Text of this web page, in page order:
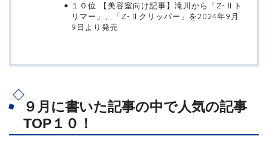
１０位 【美容室向け記事】滝川から「Z-Ⅱト
リマー」、「Z-Ⅱクリッパー」を2024年9月
9日より発売
９月に書いた記事の中で人気の記事
TOP１０！